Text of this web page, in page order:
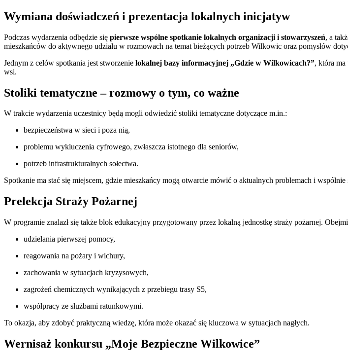
Wymiana doświadczeń i prezentacja lokalnych inicjatyw
Podczas wydarzenia odbędzie się pierwsze wspólne spotkanie lokalnych organizacji i stowarzyszeń, a
mieszkańców do aktywnego udziału w rozmowach na temat bieżących potrzeb Wilkowic oraz pomysłów
Jednym z celów spotkania jest stworzenie lokalnej bazy informacyjnej „Gdzie w Wilkowicach?”, która ma
wsi.
Stoliki tematyczne – rozmowy o tym, co ważne
W trakcie wydarzenia uczestnicy będą mogli odwiedzić stoliki tematyczne dotyczące m.in.:
bezpieczeństwa w sieci i poza nią,
problemu wykluczenia cyfrowego, zwłaszcza istotnego dla seniorów,
potrzeb infrastrukturalnych sołectwa.
Spotkanie ma stać się miejscem, gdzie mieszkańcy mogą otwarcie mówić o aktualnych problemach i
Prelekcja Straży Pożarnej
W programie znalazł się także blok edukacyjny przygotowany przez lokalną jednostkę straży pożarnej.
udzielania pierwszej pomocy,
reagowania na pożary i wichury,
zachowania w sytuacjach kryzysowych,
zagrożeń chemicznych wynikających z przebiegu trasy S5,
współpracy ze służbami ratunkowymi.
To okazja, aby zdobyć praktyczną wiedzę, która może okazać się kluczowa w sytuacjach nagłych.
Wernisaż konkursu „Moje Bezpieczne Wilkowice”